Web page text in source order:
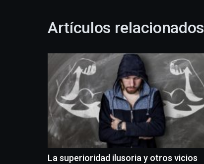
Artículos relacionados
La superioridad ilusoria y otros vicios